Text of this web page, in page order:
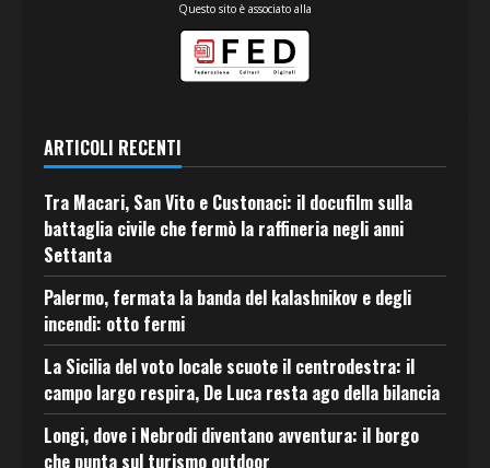
Questo sito è associato alla
ARTICOLI RECENTI
Tra Macari, San Vito e Custonaci: il docufilm sulla
battaglia civile che fermò la raffineria negli anni
Settanta
Palermo, fermata la banda del kalashnikov e degli
incendi: otto fermi
La Sicilia del voto locale scuote il centrodestra: il
campo largo respira, De Luca resta ago della bilancia
Longi, dove i Nebrodi diventano avventura: il borgo
che punta sul turismo outdoor